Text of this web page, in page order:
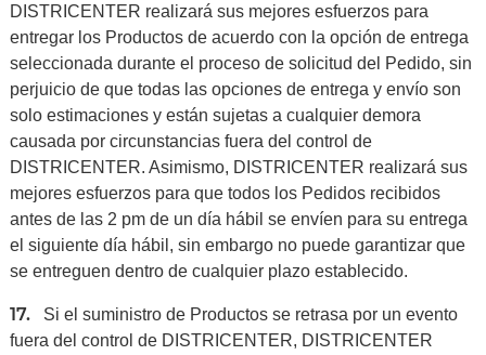
DISTRICENTER realizará sus mejores esfuerzos para
entregar los Productos de acuerdo con la opción de entrega
seleccionada durante el proceso de solicitud del Pedido, sin
perjuicio de que todas las opciones de entrega y envío son
solo estimaciones y están sujetas a cualquier demora
causada por circunstancias fuera del control de
DISTRICENTER. Asimismo, DISTRICENTER realizará sus
mejores esfuerzos para que todos los Pedidos recibidos
antes de las 2 pm de un día hábil se envíen para su entrega
el siguiente día hábil, sin embargo no puede garantizar que
se entreguen dentro de cualquier plazo establecido.
17.
Si el suministro de Productos se retrasa por un evento
fuera del control de DISTRICENTER, DISTRICENTER